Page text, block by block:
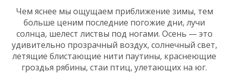
Чем яснее мы ощущаем приближение зимы, тем
больше ценим последние погожие дни, лучи
солнца, шелест листвы под ногами. Осень — это
удивительно прозрачный воздух, солнечный свет,
летящие блистающие нити паутины, краснеющие
гроздья рябины, стаи птиц, улетающих на юг.